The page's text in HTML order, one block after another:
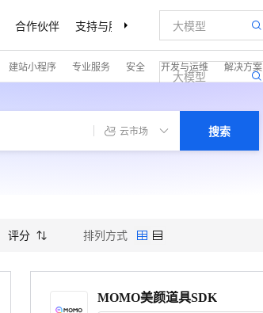
合作伙伴 支持与服务 了解阿里云
建站小程序 专业服务 安全 开发与运维 解决方案
云市场 搜索
评分 排列方式
MOMO美颜道具SDK